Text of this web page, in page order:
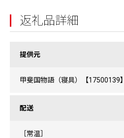
返礼品詳細
提供元
甲斐国物語（寝具）【17500139】
配送
［常温］